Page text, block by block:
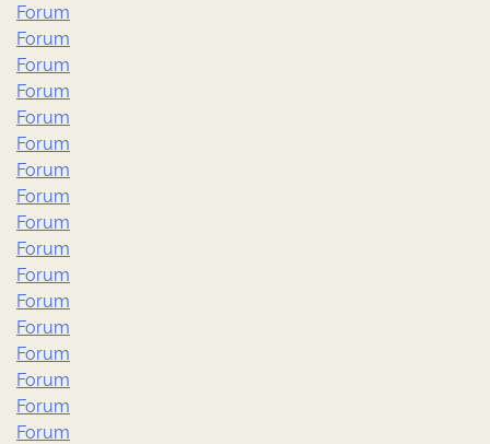
Forum
Forum
Forum
Forum
Forum
Forum
Forum
Forum
Forum
Forum
Forum
Forum
Forum
Forum
Forum
Forum
Forum